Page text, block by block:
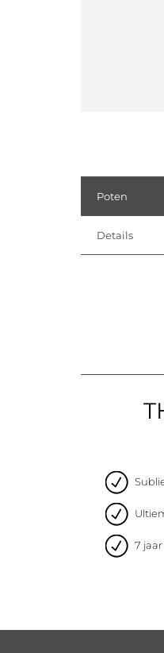
Poten
Details
7